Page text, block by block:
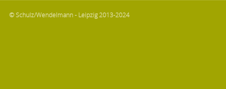
© Schulz/Wendelmann - Leipzig 2013-2024